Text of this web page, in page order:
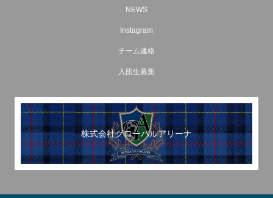
NEWS
Instagram
チーム連絡
入団生募集
株式会社グローバルアリーナ